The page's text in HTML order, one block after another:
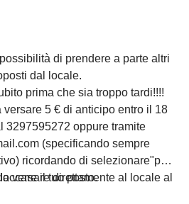
di prendere a parte altri
dal locale.
prima che sia troppo tardi!!!!
versare 5 € di anticipo entro il 18
3297595272 oppure tramite
(specificando sempre
ricordando di selezionare"per
il tuo posto.
versare direttamente al locale al